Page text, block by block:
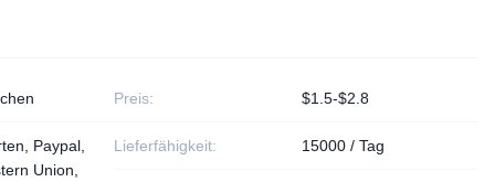
Preis: $1.5-$2.8
Paypal,
Union,
Lieferfähigkeit: 15000 / Tag